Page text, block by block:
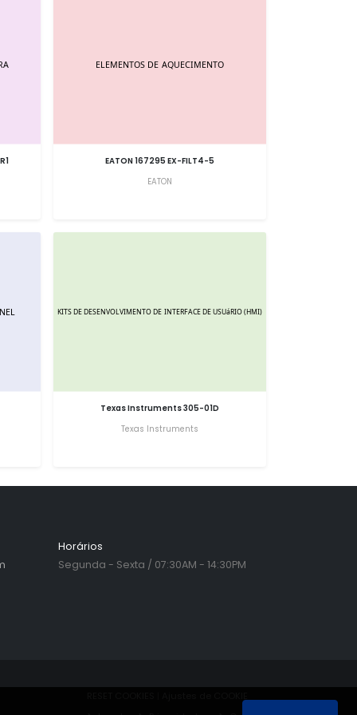
EATON 167295 EX-FILT4-5
EATON
Texas Instruments 305-01D
Texas Instruments
Horários
Segunda - Sexta / 07:30AM - 14:30PM